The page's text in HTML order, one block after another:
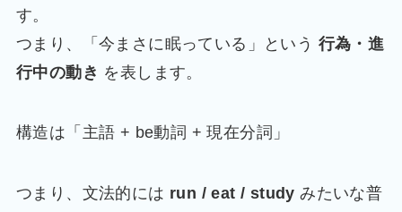
す。
つまり、「今まさに眠っている」という 行為・進
行中の動き を表します。
構造は「主語 + be動詞 + 現在分詞」
つまり、文法的には run / eat / study みたいな普